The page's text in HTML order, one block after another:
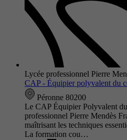
Lycée professionnel Pierre
CAP - Équipier polyvalent du
Péronne 80200
Le CAP Équipier Polyvalent
professionnel Pierre Mendès
maîtrisant les techniques
La formation cou…